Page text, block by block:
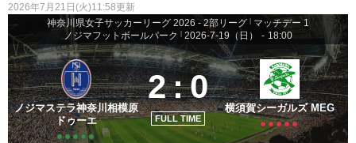
2026年7月21日(火)11:58更新
神奈川県女子サッカーリーグ 2026 - 2部リーグ
マッチデー 1
ノジマフットボールパーク
2026-7-19（日） - 18:00
ノジマステラ神奈川相模原
ドゥーエ
2:0
FULL TIME
横須賀シーガルズ MEG